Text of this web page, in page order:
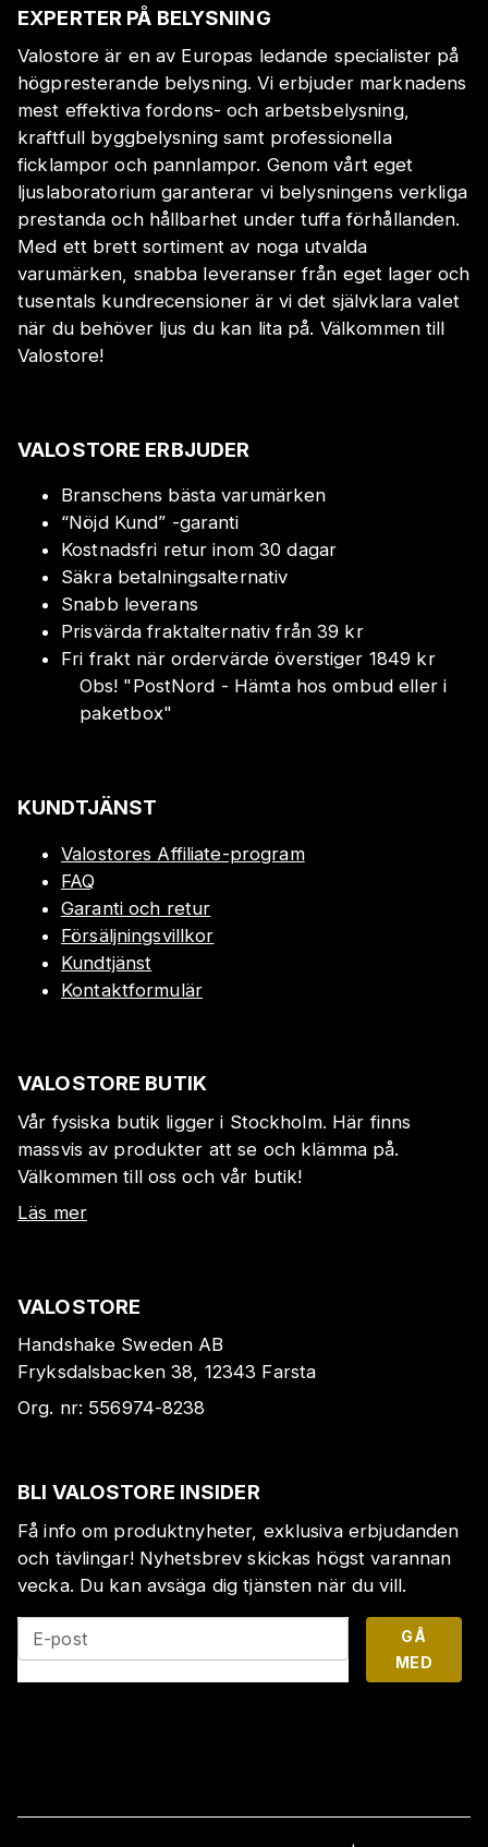
EXPERTER PÅ BELYSNING
Valostore är en av Europas ledande specialister på
högpresterande belysning. Vi erbjuder marknadens
mest effektiva fordons- och arbetsbelysning,
kraftfull byggbelysning samt professionella
ficklampor och pannlampor. Genom vårt eget
ljuslaboratorium garanterar vi belysningens verkliga
prestanda och hållbarhet under tuffa förhållanden.
Med ett brett sortiment av noga utvalda
varumärken, snabba leveranser från eget lager och
tusentals kundrecensioner är vi det självklara valet
när du behöver ljus du kan lita på. Välkommen till
Valostore!
VALOSTORE ERBJUDER
Branschens bästa varumärken
“Nöjd Kund” -garanti
Kostnadsfri retur inom 30 dagar
Säkra betalningsalternativ
Snabb leverans
Prisvärda fraktalternativ från 39 kr
Fri frakt när ordervärde överstiger 1849 kr
Obs! "PostNord - Hämta hos ombud eller i
paketbox"
KUNDTJÄNST
Valostores Affiliate-program
FAQ
Garanti och retur
Försäljningsvillkor
Kundtjänst
Kontaktformulär
VALOSTORE BUTIK
Vår fysiska butik ligger i Stockholm. Här finns
massvis av produkter att se och klämma på.
Välkommen till oss och vår butik!
Läs mer
VALOSTORE
Handshake Sweden AB
Fryksdalsbacken 38, 12343 Farsta
Org. nr: 556974-8238
BLI VALOSTORE INSIDER
Få info om produktnyheter, exklusiva erbjudanden
och tävlingar! Nyhetsbrev skickas högst varannan
vecka. Du kan avsäga dig tjänsten när du vill.
E-post
GÅ
MED